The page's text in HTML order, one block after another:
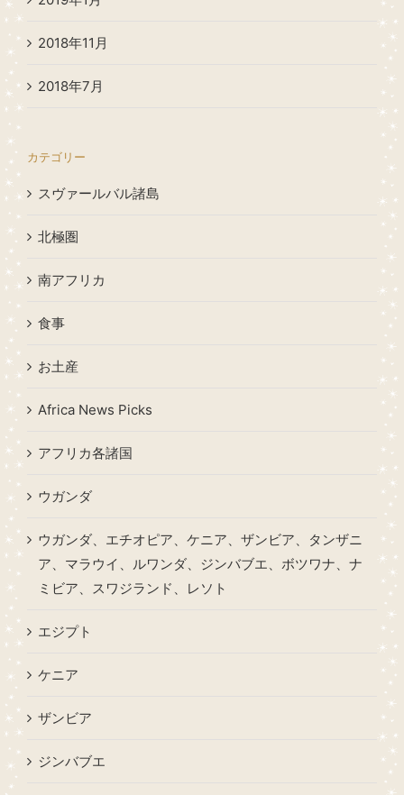
2018年11月
2018年7月
カテゴリー
スヴァールバル諸島
北極圏
南アフリカ
食事
お土産
Africa News Picks
アフリカ各諸国
ウガンダ
ウガンダ、エチオピア、ケニア、ザンビア、タンザニ
ア、マラウイ、ルワンダ、ジンバブエ、ボツワナ、ナ
ミビア、スワジランド、レソト
エジプト
ケニア
ザンビア
ジンバブエ